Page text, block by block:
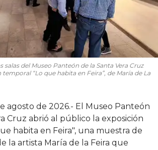
salas del Museo Panteón de la Santa Vera Cruz
“Lo que habita en Feira”, de María de La
agosto de 2026.- El Museo Panteón
Cruz abrió al público la exposición
habita en Feira", una muestra de
la artista María de la Feira que